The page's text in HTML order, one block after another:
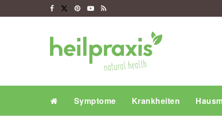
Symptome Krankheiten